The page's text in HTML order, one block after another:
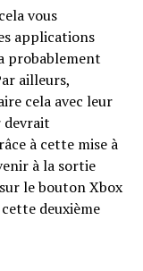
vous
applications
probablement
ailleurs,
cela avec leur
devrait
à cette mise à
à la sortie
le bouton Xbox
deuxième